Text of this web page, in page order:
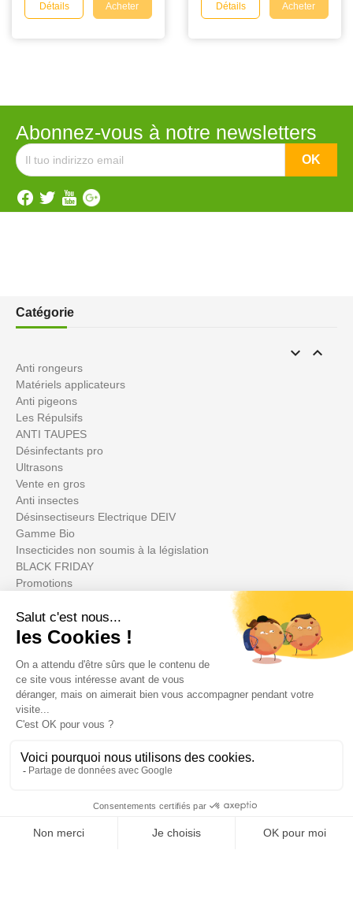
Détails Acheter Détails Acheter
Abonnez-vous à notre newsletters
Catégorie
 
Anti rongeurs
Matériels applicateurs
Anti pigeons
Les Répulsifs
ANTI TAUPES
Désinfectants pro
Ultrasons
Vente en gros
Anti insectes
Désinsectiseurs Electrique DEIV
Gamme Bio
Insecticides non soumis à la législation
BLACK FRIDAY
Promotions
Il tuo account
Informations
